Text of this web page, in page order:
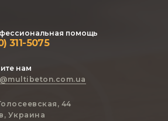
помощь
311-5075
нам
44
Украина